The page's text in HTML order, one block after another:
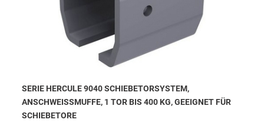
SERIE HERCULE 9040 SCHIEBETORSYSTEM,
ANSCHWEISSMUFFE, 1 TOR BIS 400 KG, GEEIGNET FÜR S
CHIEBETORE